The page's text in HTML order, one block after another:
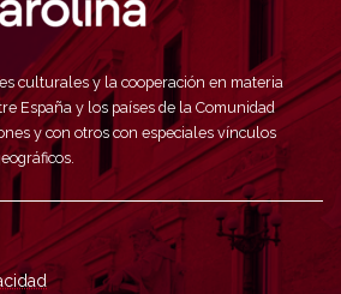
culturales y la cooperación en materia
España y los países de la Comunidad
y con otros con especiales vínculos